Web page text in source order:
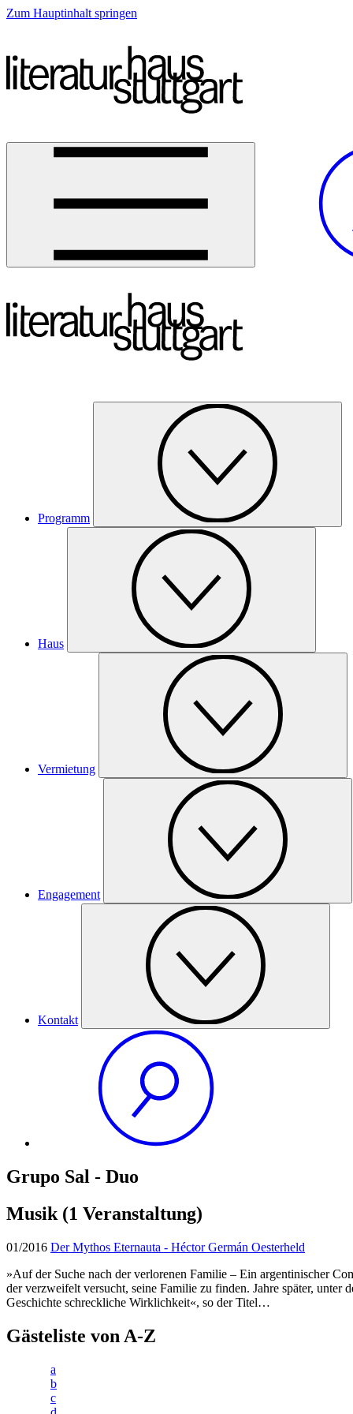
Zum Hauptinhalt springen
Programm
Haus
Vermietung
Engagement
Kontakt
Grupo Sal - Duo
Musik (1 Veranstaltung)
01/2016 Der Mythos Eternauta - Héctor Germán Oesterheld
»Auf der Suche nach der verlorenen Familie – Ein argentinischer
der verzweifelt versucht, seine Familie zu finden. Jahre später, unter
Geschichte schreckliche Wirklichkeit«, so der Titel…
Gästeliste von A-Z
a
b
c